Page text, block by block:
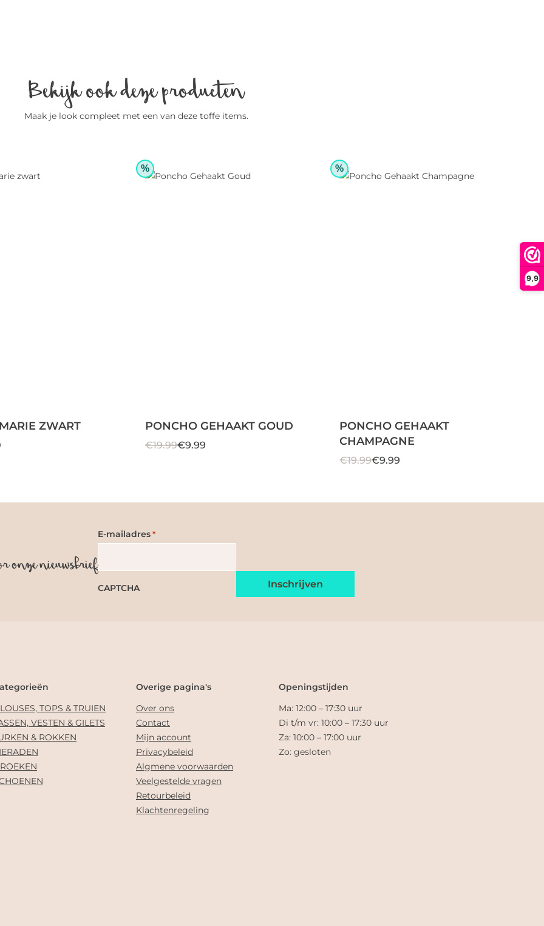
9,9
Bekijk ook deze producten
Maak je look compleet met een van deze toffe items.
ZWART
%
PONCHO GEHAAKT GOUD
€19.99€9.99
%
PONCHO GEHAAKT
CHAMPAGNE
€19.99€9.99
onze nieuwsbrief
E-mailadres *
CAPTCHA
TOPS & TRUIEN
VESTEN & GILETS
& ROKKEN
Overige pagina's
Over ons
Contact
Mijn account
Privacybeleid
Algmene voorwaarden
Veelgestelde vragen
Retourbeleid
Klachtenregeling
Openingstijden
Ma: 12:00 – 17:30 uur
Di t/m vr: 10:00 – 17:30 uur
Za: 10:00 – 17:00 uur
Zo: gesloten